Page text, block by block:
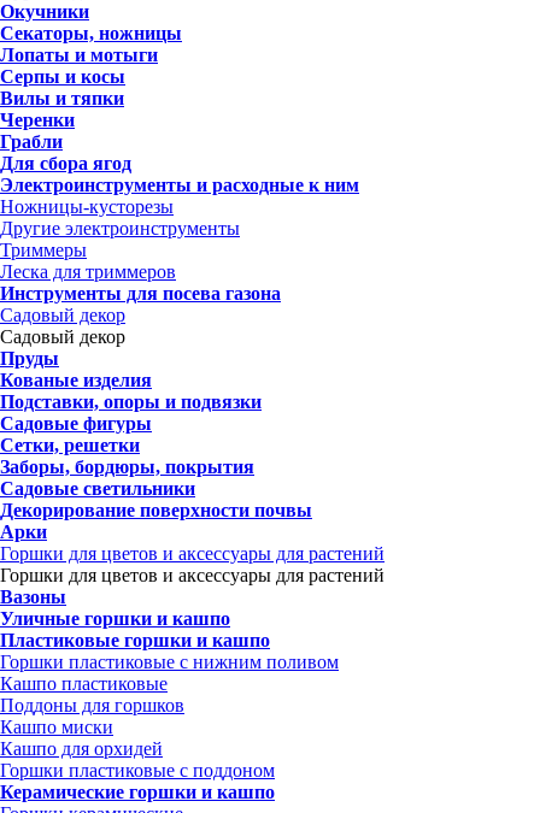
Окучники
Секаторы, ножницы
Лопаты и мотыги
Серпы и косы
Вилы и тяпки
Черенки
Грабли
Для сбора ягод
Электроинструменты и расходные к ним
Ножницы-кусторезы
Другие электроинструменты
Триммеры
Леска для триммеров
Инструменты для посева газона
Садовый декор
Садовый декор
Пруды
Кованые изделия
Подставки, опоры и подвязки
Садовые фигуры
Сетки, решетки
Заборы, бордюры, покрытия
Садовые светильники
Декорирование поверхности почвы
Арки
Горшки для цветов и аксессуары для растений
Горшки для цветов и аксессуары для растений
Вазоны
Уличные горшки и кашпо
Пластиковые горшки и кашпо
Горшки пластиковые с нижним поливом
Кашпо пластиковые
Поддоны для горшков
Кашпо миски
Кашпо для орхидей
Горшки пластиковые с поддоном
Керамические горшки и кашпо